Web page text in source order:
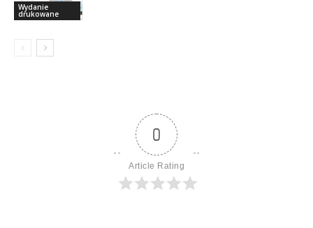
Wydanie
drukowane
0
Article Rating